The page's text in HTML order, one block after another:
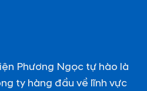
Phương Ngọc tự hào là
ty hàng đầu về lĩnh vực